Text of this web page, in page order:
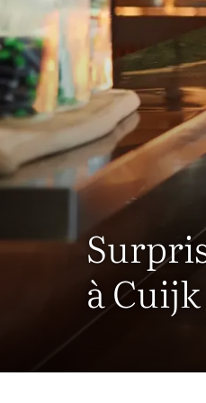
à Cuijk